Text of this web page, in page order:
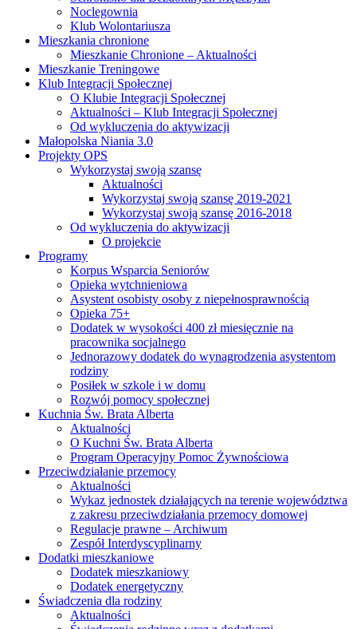
Noclegownia
Klub Wolontariusza
Mieszkania chronione
Mieszkanie Chronione – Aktualności
Mieszkanie Treningowe
Klub Integracji Społecznej
O Klubie Integracji Społecznej
Aktualności – Klub Integracji Społecznej
Od wykluczenia do aktywizacji
Małopolska Niania 3.0
Projekty OPS
Wykorzystaj swoją szansę
Aktualności
Wykorzystaj swoją szansę 2019-2021
Wykorzystaj swoją szansę 2016-2018
Od wykluczenia do aktywizacji
O projekcie
Programy
Korpus Wsparcia Seniorów
Opieka wytchnieniowa
Asystent osobisty osoby z niepełnosprawnością
Opieka 75+
Dodatek w wysokości 400 zł miesięcznie na
pracownika socjalnego
Jednorazowy dodatek do wynagrodzenia asystentom
rodziny
Posiłek w szkole i w domu
Rozwój pomocy społecznej
Kuchnia Św. Brata Alberta
Aktualności
O Kuchni Św. Brata Alberta
Program Operacyjny Pomoc Żywnościowa
Przeciwdziałanie przemocy
Aktualności
Wykaz jednostek działających na terenie województwa
z zakresu przeciwdziałania przemocy domowej
Regulacje prawne – Archiwum
Zespół Interdyscyplinarny
Dodatki mieszkaniowe
Dodatek mieszkaniowy
Dodatek energetyczny
Świadczenia dla rodziny
Aktualności